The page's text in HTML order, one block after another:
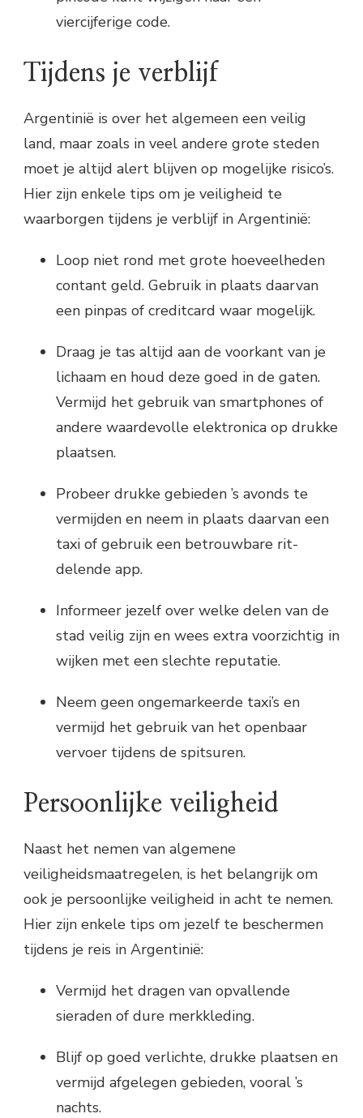
viercijferige code.
Tijdens je verblijf
Argentinië is over het algemeen een veilig
land, maar zoals in veel andere grote steden
moet je altijd alert blijven op mogelijke risico’s.
Hier zijn enkele tips om je veiligheid te
waarborgen tijdens je verblijf in Argentinië:
Loop niet rond met grote hoeveelheden
contant geld. Gebruik in plaats daarvan
een pinpas of creditcard waar mogelijk.
Draag je tas altijd aan de voorkant van je
lichaam en houd deze goed in de gaten.
Vermijd het gebruik van smartphones of
andere waardevolle elektronica op drukke
plaatsen.
Probeer drukke gebieden ’s avonds te
vermijden en neem in plaats daarvan een
taxi of gebruik een betrouwbare rit-
delende app.
Informeer jezelf over welke delen van de
stad veilig zijn en wees extra voorzichtig in
wijken met een slechte reputatie.
Neem geen ongemarkeerde taxi’s en
vermijd het gebruik van het openbaar
vervoer tijdens de spitsuren.
Persoonlijke veiligheid
Naast het nemen van algemene
veiligheidsmaatregelen, is het belangrijk om
ook je persoonlijke veiligheid in acht te nemen.
Hier zijn enkele tips om jezelf te beschermen
tijdens je reis in Argentinië:
Vermijd het dragen van opvallende
sieraden of dure merkkleding.
Blijf op goed verlichte, drukke plaatsen en
vermijd afgelegen gebieden, vooral ’s
nachts.